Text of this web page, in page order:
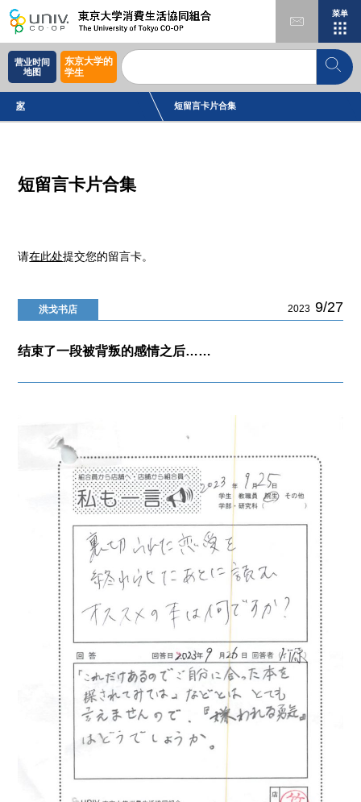
菜单
营业时间
地图
东京大学的
学生
家 短留言卡片合集
短留言卡片合集
请在此处提交您的留言卡。
洪戈书店 2023 9/27
结束了一段被背叛的感情之后……